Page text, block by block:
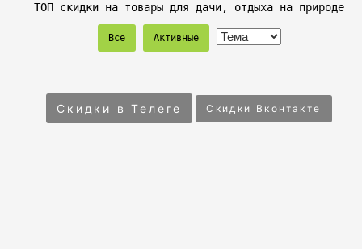
ТОП скидки на товары для дачи, отдыха на природе
Все Активные
Скидки в Телеге Скидки Вконтакте